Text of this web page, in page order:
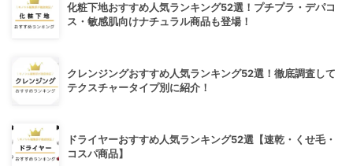
化粧下地おすすめ人気ランキング52選！プチプラ・デパコ
ス・敏感肌向けナチュラル商品も登場！
クレンジングおすすめ人気ランキング52選！徹底調査して
テクスチャータイプ別に紹介！
ドライヤーおすすめ人気ランキング52選【速乾・くせ毛・
コスパ商品】